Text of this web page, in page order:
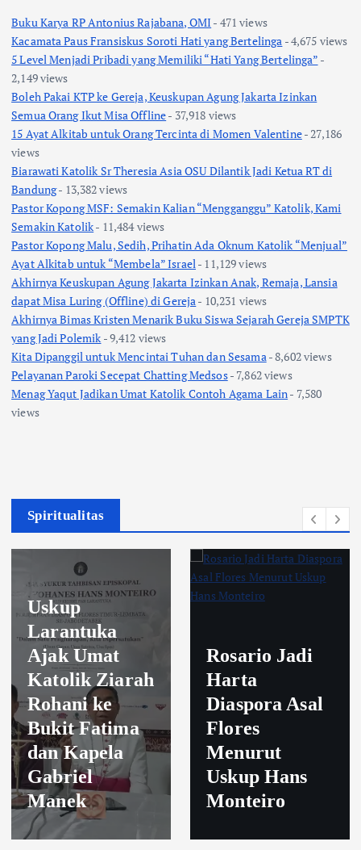
Buku Karya RP Antonius Rajabana, OMI- 471 views
Kacamata Paus Fransiskus Soroti Hati yang Bertelinga - 4,675 views
5 Level Menjadi Pribadi yang Memiliki “Hati Yang Bertelinga” -
2,149 views
Boleh Pakai KTP ke Gereja, Keuskupan Agung Jakarta Izinkan
Semua Orang Ikut Misa Offline- 37,918 views
15 Ayat Alkitab untuk Orang Tercinta di Momen Valentine- 27,186
views
Biarawati Katolik Sr Theresia Asia OSU Dilantik Jadi Ketua RT di
Bandung- 13,382 views
Pastor Kopong MSF: Semakin Kalian “Mengganggu” Katolik, Kami
Semakin Katolik- 11,484 views
Pastor Kopong Malu, Sedih, Prihatin Ada Oknum Katolik “Menjual”
Ayat Alkitab untuk “Membela” Israel- 11,129 views
Akhirnya Keuskupan Agung Jakarta Izinkan Anak, Remaja, Lansia
dapat Misa Luring (Offline) di Gereja- 10,231 views
Akhirnya Bimas Kristen Menarik Buku Siswa Sejarah Gereja SMPTK
yang Jadi Polemik - 9,412 views
Kita Dipanggil untuk Mencintai Tuhan dan Sesama- 8,602 views
Pelayanan Paroki Secepat Chatting Medsos- 7,862 views
Menag Yaqut Jadikan Umat Katolik Contoh Agama Lain- 7,580
views
Spiritualitas
Uskup
Larantuka
Ajak Umat
Katolik Ziarah
Rohani ke
Bukit Fatima
dan Kapela
Gabriel
Manek
Rosario Jadi
Harta
Diaspora Asal
Flores
Menurut
Uskup Hans
Monteiro